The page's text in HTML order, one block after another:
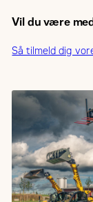
Vil du være
Så tilmeld dig